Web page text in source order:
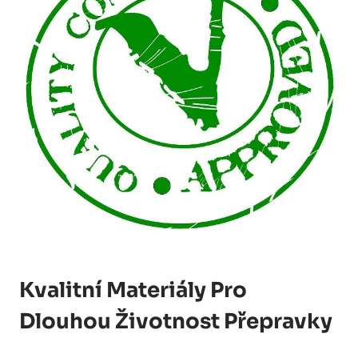
Kvalitní Materiály Pro
Dlouhou Životnost Přepravky